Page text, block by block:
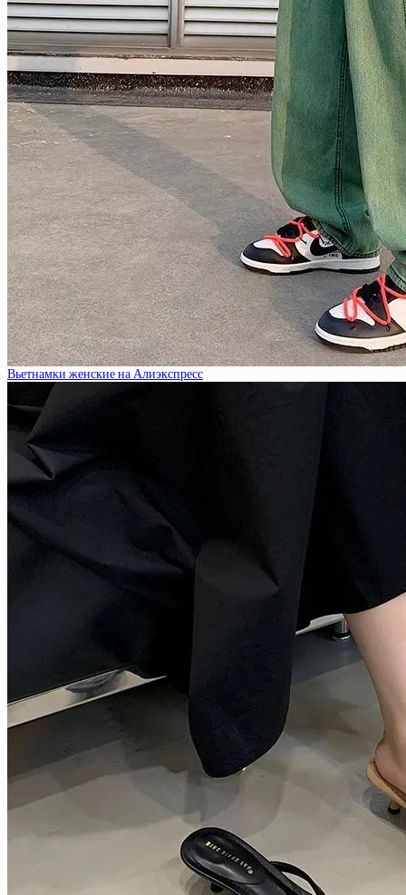
Вьетнамки женские на Алиэкспресс